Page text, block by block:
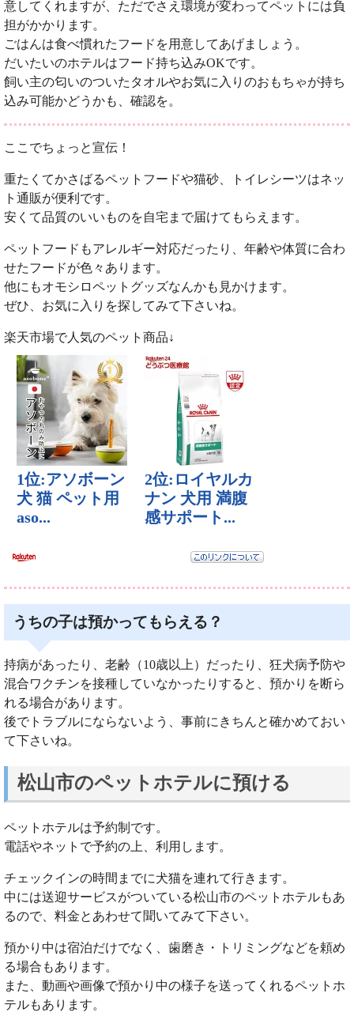
意してくれますが、ただでさえ環境が変わってペットには負
担がかかります。
ごはんは食べ慣れたフードを用意してあげましょう。
だいたいのホテルはフード持ち込みOKです。
飼い主の匂いのついたタオルやお気に入りのおもちゃが持ち
込み可能かどうかも、確認を。
ここでちょっと宣伝！
重たくてかさばるペットフードや猫砂、トイレシーツはネッ
ト通販が便利です。
安くて品質のいいものを自宅まで届けてもらえます。
ペットフードもアレルギー対応だったり、年齢や体質に合わ
せたフードが色々あります。
他にもオモシロペットグッズなんかも見かけます。
ぜひ、お気に入りを探してみて下さいね。
楽天市場で人気のペット商品↓
うちの子は預かってもらえる？
持病があったり、老齢（10歳以上）だったり、狂犬病予防や
混合ワクチンを接種していなかったりすると、預かりを断ら
れる場合があります。
後でトラブルにならないよう、事前にきちんと確かめておい
て下さいね。
松山市のペットホテルに預ける
ペットホテルは予約制です。
電話やネットで予約の上、利用します。
チェックインの時間までに犬猫を連れて行きます。
中には送迎サービスがついている松山市のペットホテルもあ
るので、料金とあわせて聞いてみて下さい。
預かり中は宿泊だけでなく、歯磨き・トリミングなどを頼め
る場合もあります。
また、動画や画像で預かり中の様子を送ってくれるペットホ
テルもあります。